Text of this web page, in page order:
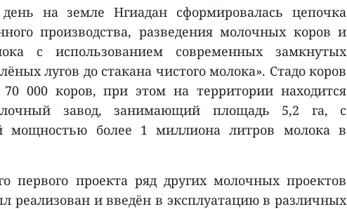
на земле Нгиадан сформировалась цепочка
производства, разведения молочных коров и
с использованием современных замкнутых
лугов до стакана чистого молока». Стадо коров
70 000 коров, при этом на территории находится
завод, занимающий площадь 5,2 га, с
мощностью более 1 миллиона литров молока в
первого проекта ряд других молочных проектов
реализован и введён в эксплуатацию в различных